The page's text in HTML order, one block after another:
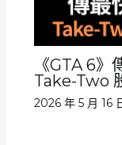
《GTA 6
Take-Two
2026 年 5 月 16